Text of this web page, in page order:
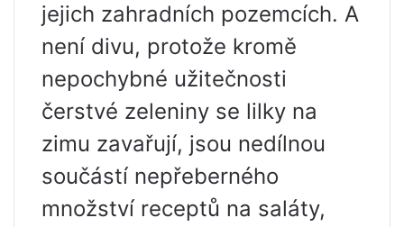
jejich zahradních pozemcích. A
není divu, protože kromě
nepochybné užitečnosti
čerstvé zeleniny se lilky na
zimu zavařují, jsou nedílnou
součástí nepřeberného
množství receptů na saláty,